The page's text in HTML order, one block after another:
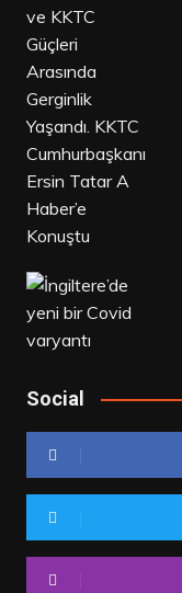
Social